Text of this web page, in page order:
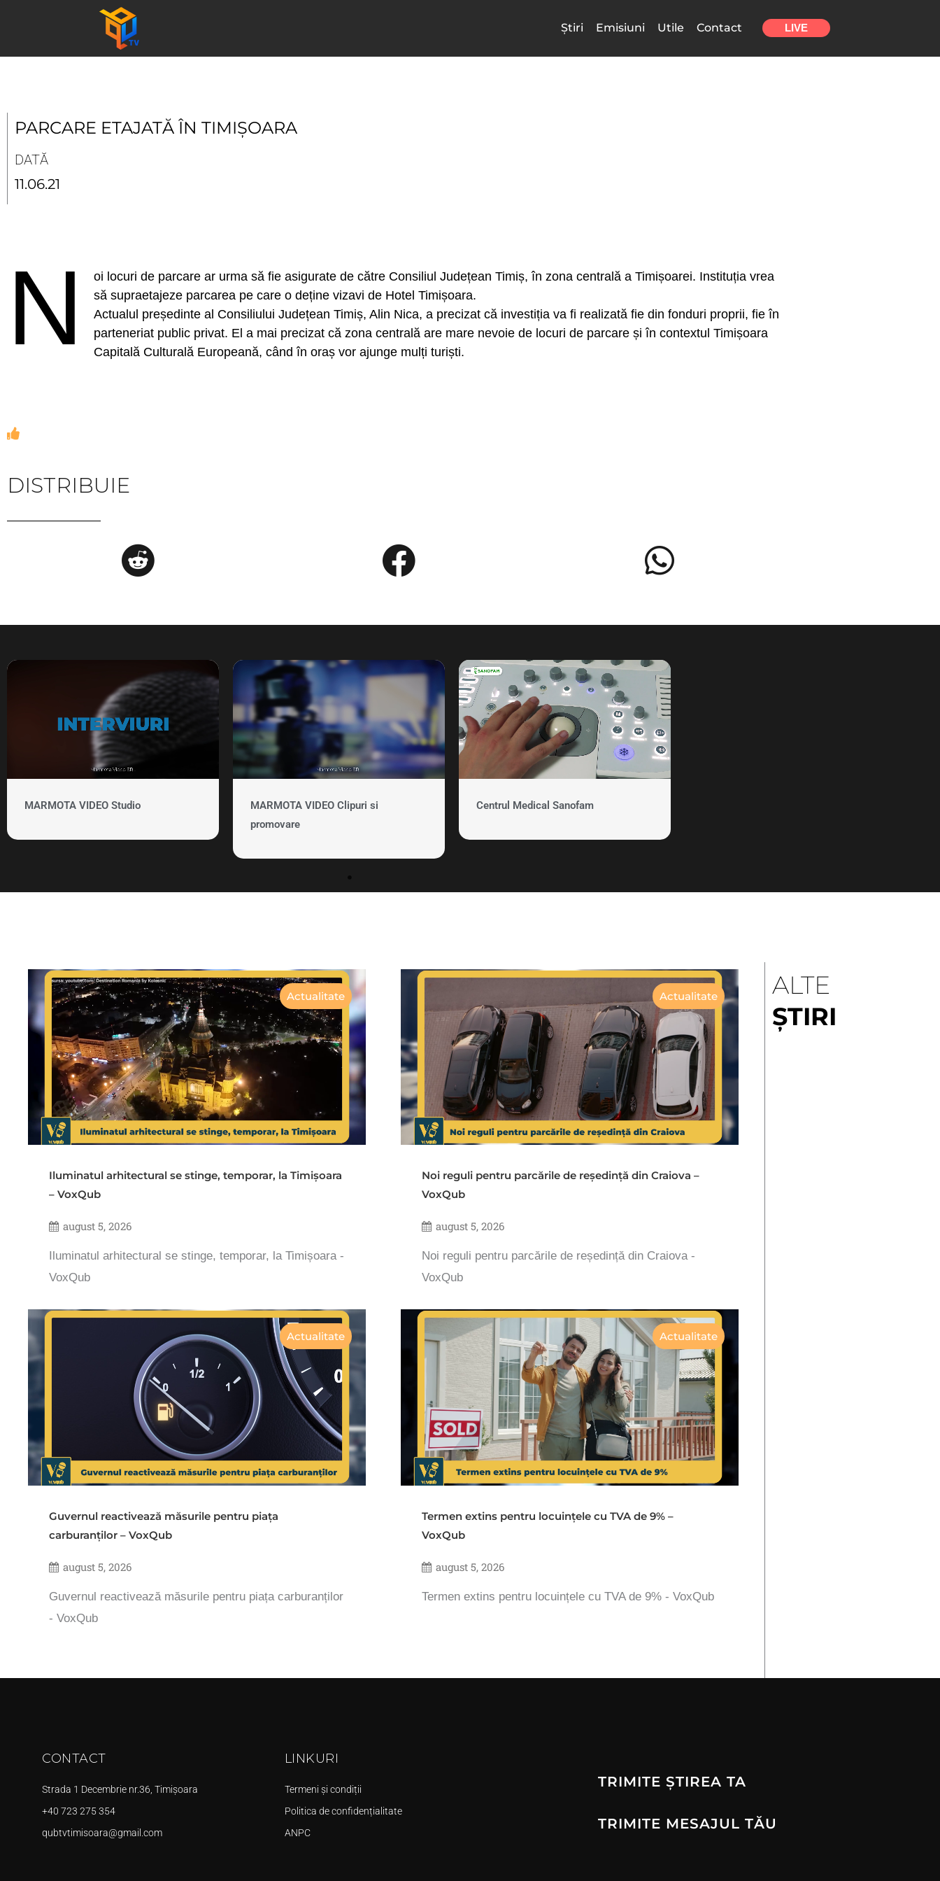
Știri Emisiuni Utile Contact LIVE
PARCARE ETAJATĂ ÎN TIMIȘOARA
DATĂ
11.06.21
N
oi locuri de parcare ar urma să fie asigurate de către Consiliul Județean Timiș, în zona centrală a Timișoarei. Instituția vrea
să supraetajeze parcarea pe care o deține vizavi de Hotel Timișoara.
Actualul președinte al Consiliului Județean Timiș, Alin Nica, a precizat că investiția va fi realizată fie din fonduri proprii, fie în
parteneriat public privat. El a mai precizat că zona centrală are mare nevoie de locuri de parcare și în contextul Timișoara
Capitală Culturală Europeană, când în oraș vor ajunge mulți turiști.
DISTRIBUIE
MARMOTA VIDEO Studio
MARMOTA VIDEO Clipuri si
promovare
Centrul Medical Sanofam
Actualitate
Iluminatul arhitectural se stinge, temporar, la Timișoara
– VoxQub
august 5, 2026
Iluminatul arhitectural se stinge, temporar, la Timișoara -
VoxQub
Actualitate
Noi reguli pentru parcările de reședință din Craiova –
VoxQub
august 5, 2026
Noi reguli pentru parcările de reședință din Craiova -
VoxQub
Actualitate
Guvernul reactivează măsurile pentru piața
carburanților – VoxQub
august 5, 2026
Guvernul reactivează măsurile pentru piața carburanților
- VoxQub
Actualitate
Termen extins pentru locuințele cu TVA de 9% –
VoxQub
august 5, 2026
Termen extins pentru locuințele cu TVA de 9% - VoxQub
ALTE
ȘTIRI
CONTACT
Strada 1 Decembrie nr.36, Timișoara
+40 723 275 354
qubtvtimisoara@gmail.com
LINKURI
Termeni și condiții
Politica de confidențialitate
ANPC
TRIMITE ȘTIREA TA
TRIMITE MESAJUL TĂU